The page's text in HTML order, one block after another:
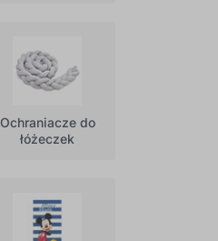
Ochraniacze do
łóżeczek